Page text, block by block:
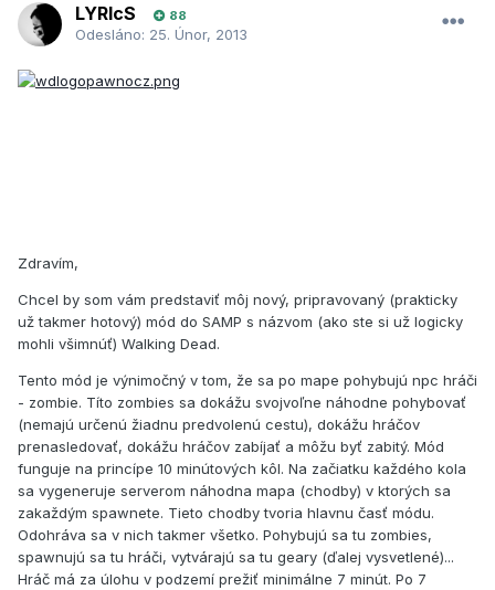
LYRIcS 88
Odesláno: 25. Únor, 2013
Zdravím,
Chcel by som vám predstaviť môj nový, pripravovaný (prakticky
už takmer hotový) mód do SAMP s názvom (ako ste si už logicky
mohli všimnúť) Walking Dead.
Tento mód je výnimočný v tom, že sa po mape pohybujú npc hráči
- zombie. Títo zombies sa dokážu svojvoľne náhodne pohybovať
(nemajú určenú žiadnu predvolenú cestu), dokážu hráčov
prenasledovať, dokážu hráčov zabíjať a môžu byť zabitý. Mód
funguje na princípe 10 minútových kôl. Na začiatku každého kola
sa vygeneruje serverom náhodna mapa (chodby) v ktorých sa
zakaždým spawnete. Tieto chodby tvoria hlavnu časť módu.
Odohráva sa v nich takmer všetko. Pohybujú sa tu zombies,
spawnujú sa tu hráči, vytvárajú sa tu geary (ďalej vysvetlené)...
Hráč má za úlohu v podzemí prežiť minimálne 7 minút. Po 7